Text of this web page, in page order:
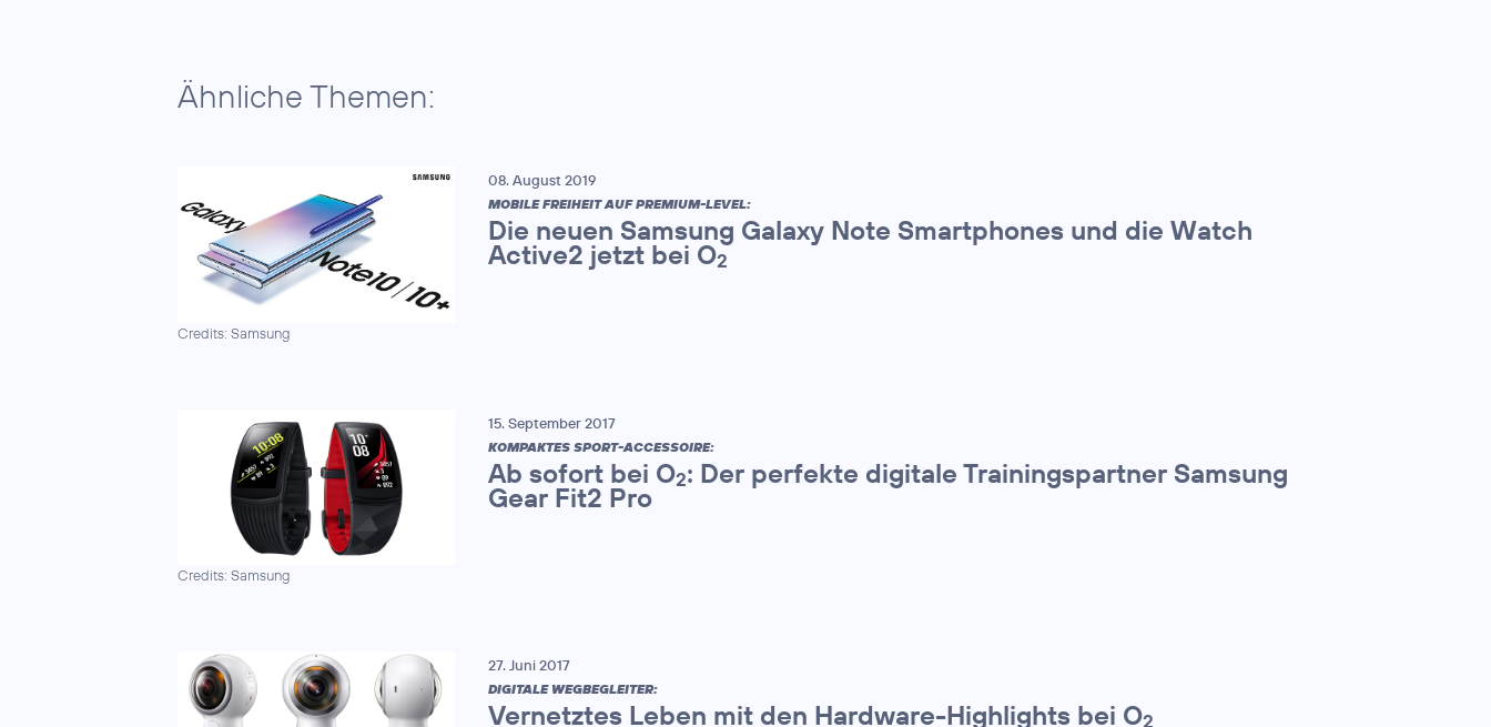
Ähnliche Themen:
Credits: Samsung
08. August 2019
MOBILE FREIHEIT AUF PREMIUM-LEVEL:
Die neuen Samsung Galaxy Note Smartphones und die Watch
Active2 jetzt bei O2
Credits: Samsung
15. September 2017
KOMPAKTES SPORT-ACCESSOIRE:
Ab sofort bei O2: Der perfekte digitale Trainingspartner Samsung
Gear Fit2 Pro
27. Juni 2017
DIGITALE WEGBEGLEITER:
Vernetztes Leben mit den Hardware-Highlights bei O2